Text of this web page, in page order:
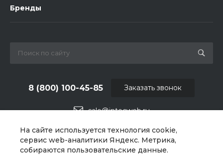
На сайте используется технология cookie,
сервис web-аналитики Яндекс. Метрика,
собираются пользовательские данные.
Бренды
sale@intecweb.ru
8 (800) 100-45-85
г. Челябинск, ул.Свободы, д.93, оф. 6
Заказать звонок